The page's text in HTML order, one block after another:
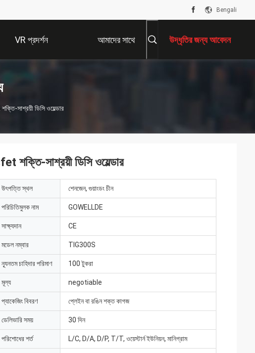
Bengali
VR প্রদর্শন আমাদের সাথে উদ্ধৃতির জন্য আবেদন
সাশ্রয়ী ডিসি ওয়েল্ডার
শক্তি-সাশ্রয়ী ডিসি ওয়েল্ডার
উৎপত্তি স্থল শেনজেন, গুয়াংডং চীন
পরিচিতিমুলক নাম GOWELLDE
সাক্ষ্যদান CE
মডেল নম্বার TIG300S
ন্যূনতম চাহিদার পরিমাণ 100 টুকরা
মূল্য negotiable
প্যাকেজিং বিবরণ প্লেইন বা রঙিন শক্ত কাগজ
ডেলিভারি সময় 30 দিন
পরিশোধের শর্ত L/C, D/A, D/P, T/T, ওয়েস্টার্ন ইউনিয়ন, মানিগ্রাম